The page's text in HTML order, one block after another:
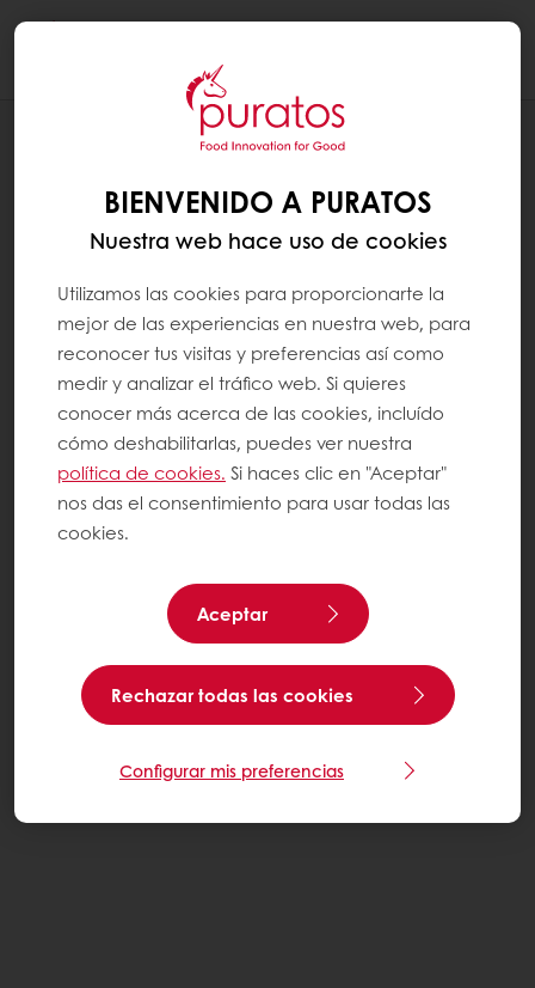
BIENVENIDO A PURATOS
Nuestra web hace uso de cookies
Utilizamos las cookies para proporcionarte la
mejor de las experiencias en nuestra web, para
reconocer tus visitas y preferencias así como
medir y analizar el tráfico web. Si quieres
conocer más acerca de las cookies, incluído
cómo deshabilitarlas, puedes ver nuestra
política de cookies. Si haces clic en "Aceptar"
nos das el consentimiento para usar todas las
cookies.
Aceptar
Rechazar todas las cookies
Configurar mis preferencias